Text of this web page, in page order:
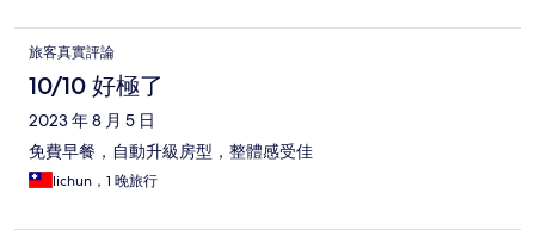
旅客真實評論
10/10 好極了
2023 年 8 月 5 日
免費早餐，自動升級房型，整體感受佳
lichun，1 晚旅行